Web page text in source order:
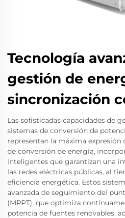
Tecnología
gestión de
sincronización
Las sofisticadas capacidades de
sistemas de conversión de
representan la máxima
de conversión de energía,
inteligentes que garantizan una
las redes eléctricas públicas, al
eficiencia energética. Estos
avanzada de seguimiento del
(MPPT), que optimiza
potencia de fuentes renovables,